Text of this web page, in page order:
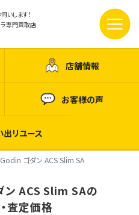
いします！
専門買取店
店舗情報
お客様の声
出リユース
ゴダン ACS Slim SA
ACS Slim SAの
査定価格